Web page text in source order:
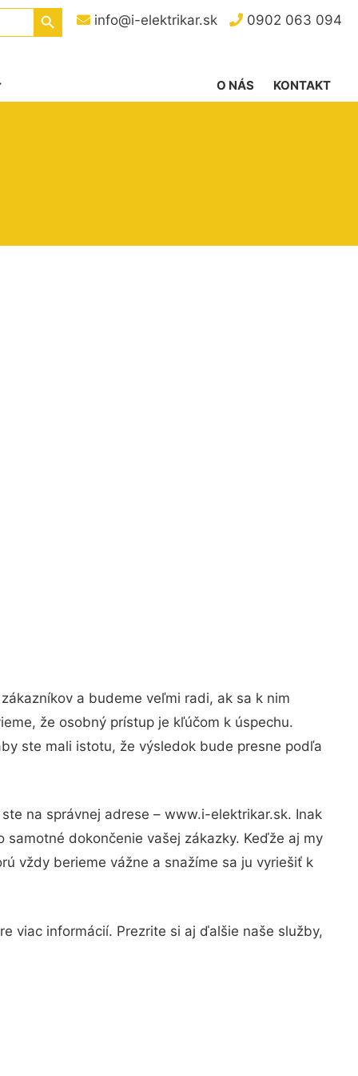
info@i-elektrikar.sk 0902 063 094
Search Button
KONTAKT
O NÁS
a budeme veľmi radi, ak sa k nim
že osobný prístup je kľúčom k úspechu.
ste mali istotu, že výsledok bude presne podľa
na správnej adrese – www.i-elektrikar.sk. Inak
dokončenie vašej zákazky. Keďže aj my
vždy berieme vážne a snažíme sa ju vyriešiť k
viac informácií. Prezrite si aj ďalšie naše služby,